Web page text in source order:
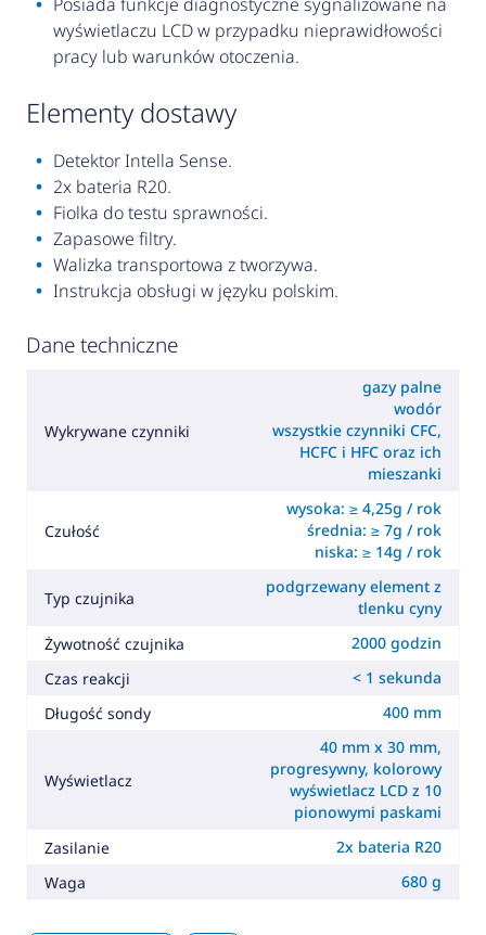
Posiada funkcje diagnostyczne sygnalizowane na
wyświetlaczu LCD w przypadku nieprawidłowości
pracy lub warunków otoczenia.
elementy dostawy
Detektor Intella Sense.
2x bateria R20.
Fiolka do testu sprawności.
Zapasowe filtry.
Walizka transportowa z tworzywa.
Instrukcja obsługi w języku polskim.
Dane techniczne
Wykrywane czynniki
gazy palne
wodór
wszystkie czynniki CFC,
HCFC i HFC oraz ich
mieszanki
Czułość
wysoka: ≥ 4,25g / rok
średnia: ≥ 7g / rok
niska: ≥ 14g / rok
Typ czujnika
podgrzewany element z
tlenku cyny
Żywotność czujnika
2000 godzin
Czas reakcji
< 1 sekunda
Długość sondy
400 mm
Wyświetlacz
40 mm x 30 mm,
progresywny, kolorowy
wyświetlacz LCD z 10
pionowymi paskami
Zasilanie
2x bateria R20
Waga
680 g